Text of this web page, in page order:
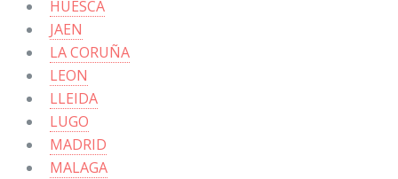
HUESCA
JAEN
LA CORUÑA
LEON
LLEIDA
LUGO
MADRID
MALAGA